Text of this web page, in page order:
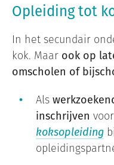
Opleiding tot
In het secundair
kok. Maar ook op
omscholen of
Als
inschrijven
koksopleiding